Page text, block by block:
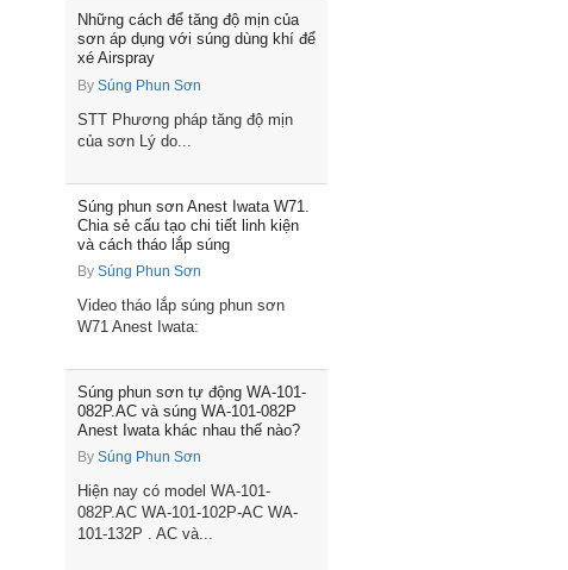
Những cách để tăng độ mịn của
sơn áp dụng với súng dùng khí để
xé Airspray
By Súng Phun Sơn
STT Phương pháp tăng độ mịn
của sơn Lý do...
Súng phun sơn Anest Iwata W71.
Chia sẻ cấu tạo chi tiết linh kiện
và cách tháo lắp súng
By Súng Phun Sơn
Video tháo lắp súng phun sơn
W71 Anest Iwata:
Súng phun sơn tự động WA-101-
082P.AC và súng WA-101-082P
Anest Iwata khác nhau thế nào?
By Súng Phun Sơn
Hiện nay có model WA-101-
082P.AC WA-101-102P-AC WA-
101-132P . AC và...